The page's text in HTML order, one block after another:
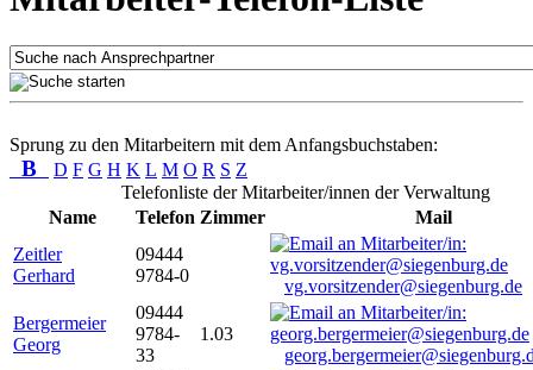
Sprung zu den Mitarbeitern mit dem Anfangsbuchstaben:
B D F G H K L M O R S Z
Telefonliste der Mitarbeiter/innen der Verwaltung
Name
Telefon Zimmer
Mail
Zeitler
Gerhard
09444
9784-0
vg.vorsitzender@siegenburg.de
Bergermeier
Georg
09444
9784-
33
1.03